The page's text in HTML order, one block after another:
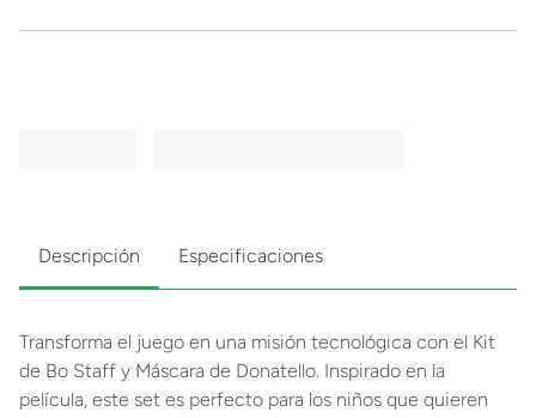
Descripción Especificaciones
Transforma el juego en una misión tecnológica con el Kit
de Bo Staff y Máscara de Donatello. Inspirado en la
película, este set es perfecto para los niños que quieren